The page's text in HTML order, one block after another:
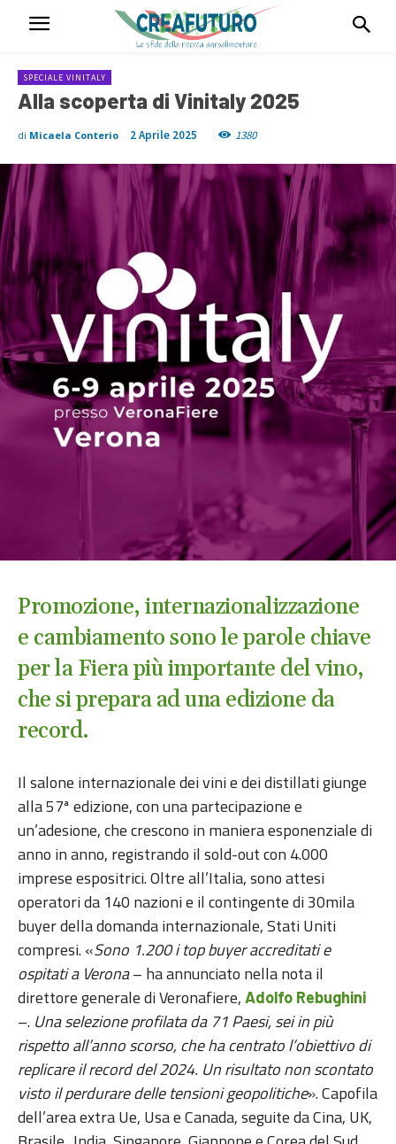
SPECIALE VINITALY
Alla scoperta di Vinitaly 2025
di Micaela Conterio 2 Aprile 2025 1380
Promozione, internazionalizzazione
e cambiamento sono le parole chiave
per la Fiera più importante del vino,
che si prepara ad una edizione da
record.
Il salone internazionale dei vini e dei distillati giunge
alla 57ª edizione, con una partecipazione e
un’adesione, che crescono in maniera esponenziale di
anno in anno, registrando ilsold-out con 4.000
imprese espositrici. Oltre all’Italia, sono attesi
operatori da 140 nazioni e il contingente di 30mila
buyer della domanda internazionale, Stati Uniti
compresi. «Sono 1.200 i top buyer accreditati e
ospitati a Verona– ha annunciato nella nota il
direttore generale di Veronafiere, Adolfo Rebughini
–. Una selezione profilata da 71 Paesi, sei in più
rispetto all’anno scorso, che ha centrato l’obiettivo di
replicare il record del 2024. Un risultato non scontato
visto il perdurare delle tensioni geopolitiche». Capofila
dell’area extra Ue, Usa e Canada, seguite da Cina, UK,